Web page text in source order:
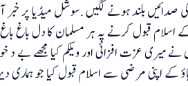
صدائیں بلند ہونے لگیں .سوشل میڈیا پر
قبول کرنے پہ ہر مسلمان کا دل باغ باغ
عزت افزائی اور ویلکم کیا مجھے بے د
کے اپنی مرضی سے اسلام قبول کیا جو ہماری